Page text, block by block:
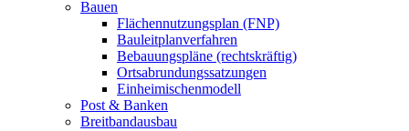
Bauen
Flächennutzungsplan (FNP)
Bauleitplanverfahren
Bebauungspläne (rechtskräftig)
Ortsabrundungssatzungen
Einheimischenmodell
Post & Banken
Breitbandausbau